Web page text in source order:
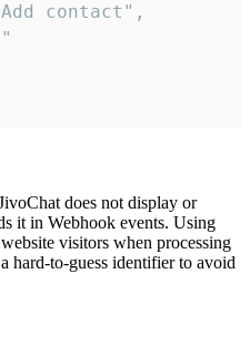
contact",
does not display or
it in Webhook events. Using
visitors when processing
hard-to-guess identifier to avoid